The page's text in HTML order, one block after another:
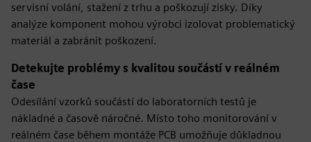
servisní volání, stažení z trhu a poškozují zisky. Díky
analýze komponent mohou výrobci izolovat problematický
materiál a zabránit poškození.
Detekujte problémy s kvalitou součástí v reálném
čase
Odesílání vzorků součástí do laboratorních testů je
nákladné a časově náročné. Místo toho monitorování v
reálném čase během montáže PCB umožňuje důkladnou